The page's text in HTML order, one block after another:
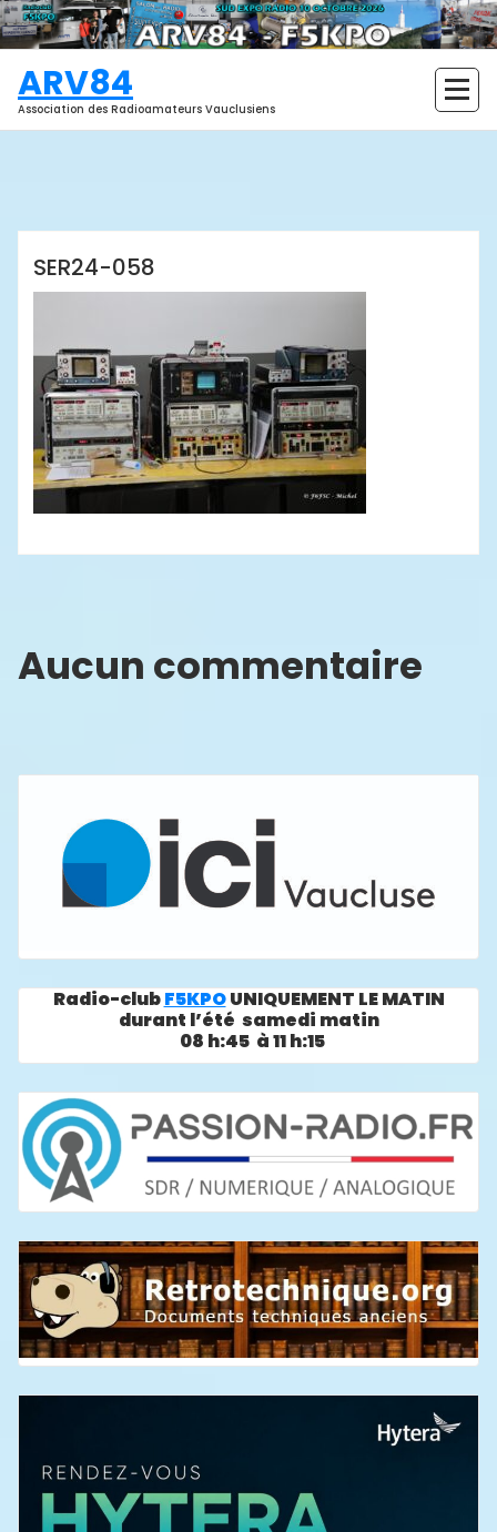
Aller
au
contenu
ARV84
Association des Radioamateurs Vauclusiens
SER24-058
Aucun commentaire
Radio-clubF5KPOUNIQUEMENT LE MATIN
durant l’été samedi matin
08 h:45 à 11 h:15